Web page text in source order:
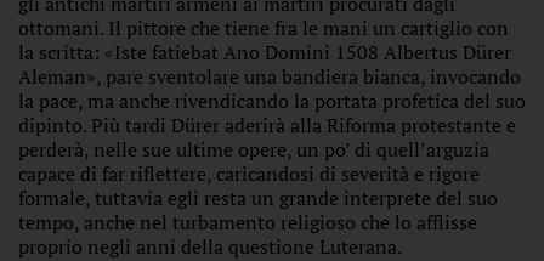
ottomani. Il pittore che tiene fra le mani un cartiglio con
la scritta: «Iste fatiebat Ano Domini 1508 Albertus Dürer
Aleman», pare sventolare una bandiera bianca, invocando
la pace, ma anche rivendicando la portata profetica del suo
dipinto. Più tardi Dürer aderirà alla Riforma protestante e
perderà, nelle sue ultime opere, un po’ di quell’arguzia
capace di far riflettere, caricandosi di severità e rigore
formale, tuttavia egli resta un grande interprete del suo
tempo, anche nel turbamento religioso che lo afflisse
proprio negli anni della questione Luterana.